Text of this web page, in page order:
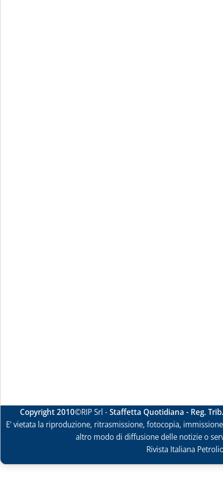
Copyright 2010©RIP Srl -Staffetta Quotidiana - Reg.
E' vietata la riproduzione, ritrasmissione, fotocopia,
altro modo di diffusione delle notizie o
Rivista Italiana